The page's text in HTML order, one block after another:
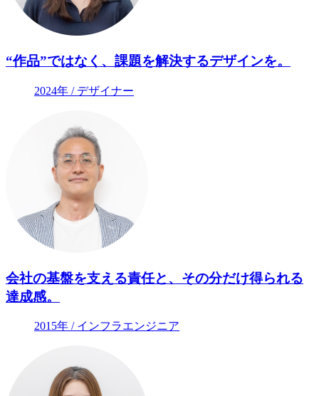
“作品”ではなく、課題を解決するデザインを。
2024年 / デザイナー
会社の基盤を支える責任と、その分だけ得られる
達成感。
2015年 / インフラエンジニア